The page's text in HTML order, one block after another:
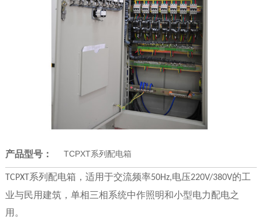
产品型号： TCPXT系列配电箱
TCPXT系列配电箱，适用于交流频率50Hz,电压220V/380V的工
业与民用建筑，单相三相系统中作照明和小型电力配电之
用。